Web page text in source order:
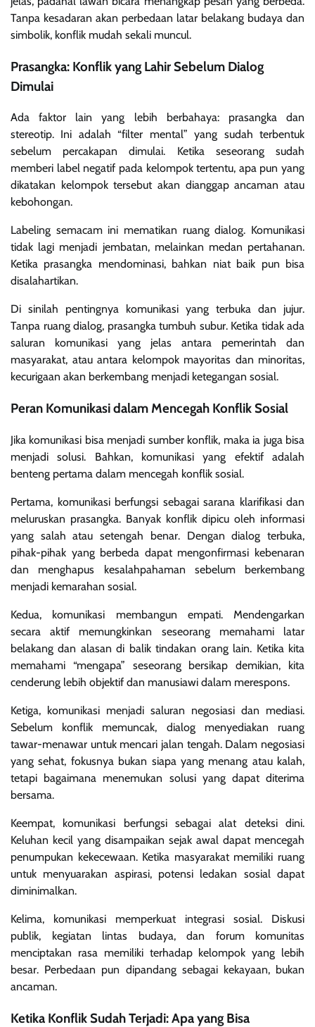
Tanpa kesadaran akan perbedaan latar belakang budaya dan
simbolik, konflik mudah sekali muncul.
Prasangka: Konflik yang Lahir Sebelum Dialog
Dimulai
Ada faktor lain yang lebih berbahaya: prasangka dan
stereotip. Ini adalah “filter mental” yang sudah terbentuk
sebelum percakapan dimulai. Ketika seseorang sudah
memberi label negatif pada kelompok tertentu, apa pun yang
dikatakan kelompok tersebut akan dianggap ancaman atau
kebohongan.
Labeling semacam ini mematikan ruang dialog. Komunikasi
tidak lagi menjadi jembatan, melainkan medan pertahanan.
Ketika prasangka mendominasi, bahkan niat baik pun bisa
disalahartikan.
Di sinilah pentingnya komunikasi yang terbuka dan jujur.
Tanpa ruang dialog, prasangka tumbuh subur. Ketika tidak ada
saluran komunikasi yang jelas antara pemerintah dan
masyarakat, atau antara kelompok mayoritas dan minoritas,
kecurigaan akan berkembang menjadi ketegangan sosial.
Peran Komunikasi dalam Mencegah Konflik Sosial
Jika komunikasi bisa menjadi sumber konflik, maka ia juga bisa
menjadi solusi. Bahkan, komunikasi yang efektif adalah
benteng pertama dalam mencegah konflik sosial.
Pertama, komunikasi berfungsi sebagai sarana klarifikasi dan
meluruskan prasangka. Banyak konflik dipicu oleh informasi
yang salah atau setengah benar. Dengan dialog terbuka,
pihak-pihak yang berbeda dapat mengonfirmasi kebenaran
dan menghapus kesalahpahaman sebelum berkembang
menjadi kemarahan sosial.
Kedua, komunikasi membangun empati. Mendengarkan
secara aktif memungkinkan seseorang memahami latar
belakang dan alasan di balik tindakan orang lain. Ketika kita
memahami “mengapa” seseorang bersikap demikian, kita
cenderung lebih objektif dan manusiawi dalam merespons.
Ketiga, komunikasi menjadi saluran negosiasi dan mediasi.
Sebelum konflik memuncak, dialog menyediakan ruang
tawar-menawar untuk mencari jalan tengah. Dalam negosiasi
yang sehat, fokusnya bukan siapa yang menang atau kalah,
tetapi bagaimana menemukan solusi yang dapat diterima
bersama.
Keempat, komunikasi berfungsi sebagai alat deteksi dini.
Keluhan kecil yang disampaikan sejak awal dapat mencegah
penumpukan kekecewaan. Ketika masyarakat memiliki ruang
untuk menyuarakan aspirasi, potensi ledakan sosial dapat
diminimalkan.
Kelima, komunikasi memperkuat integrasi sosial. Diskusi
publik, kegiatan lintas budaya, dan forum komunitas
menciptakan rasa memiliki terhadap kelompok yang lebih
besar. Perbedaan pun dipandang sebagai kekayaan, bukan
ancaman.
Ketika Konflik Sudah Terjadi: Apa yang Bisa